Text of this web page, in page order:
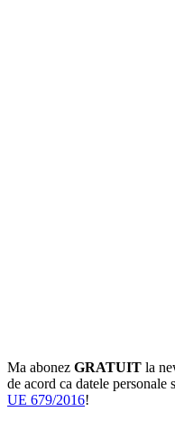
Ma abonez GRATUIT la
de acord ca datele
UE 679/2016!